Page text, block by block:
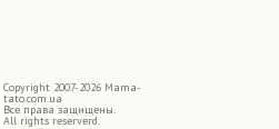
Copyright 2007-2026 Mama-
tato.com.ua
Все права защищены.
All rights reserverd.